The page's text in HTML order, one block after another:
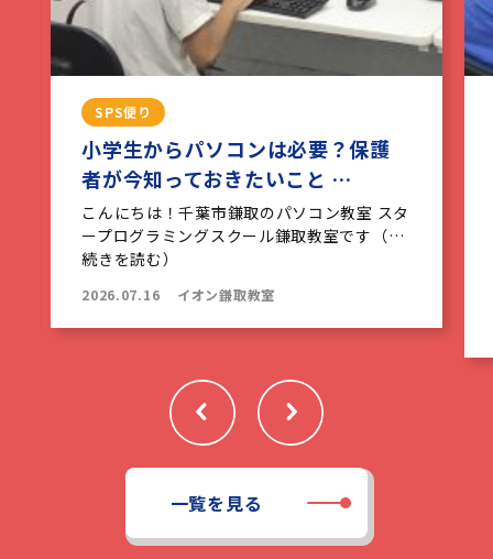
SPS便り
小学生からパソコンは必要？保護
者が今知っておきたいこと …
こんにちは！千葉市鎌取のパソコン教室 スタ
ープログラミングスクール鎌取教室です（…
続きを読む）
2026.07.16 イオン鎌取教室
一覧を見る